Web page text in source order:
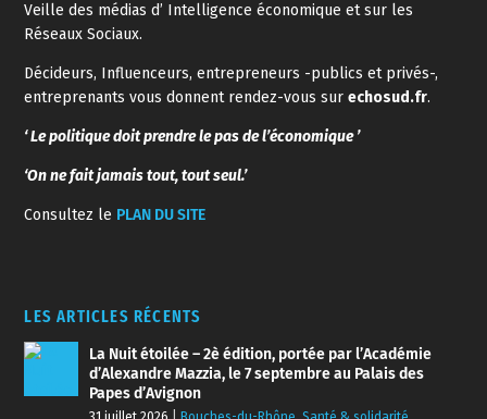
Veille des médias d’ Intelligence économique et sur les
Réseaux Sociaux.
Décideurs, Influenceurs, entrepreneurs -publics et privés-,
entreprenants vous donnent rendez-vous surechosud.fr.
‘ Le politique doit prendre le pas de l’économique ’
‘On ne fait jamais tout, tout seul.’
Consultez le PLAN DU SITE
LES ARTICLES RÉCENTS
La Nuit étoilée – 2è édition, portée par l’Académie
d’Alexandre Mazzia, le 7 septembre au Palais des
Papes d’Avignon